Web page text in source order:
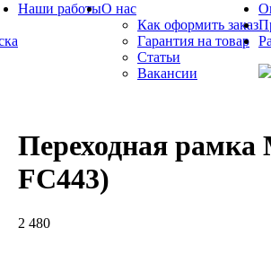
Наши работыО нас
Как оформить заказ
Гарантия на товар
Статьи
Вакансии
Переходная рамка
FC443)
2 480